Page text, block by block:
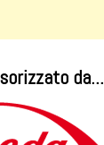
da...